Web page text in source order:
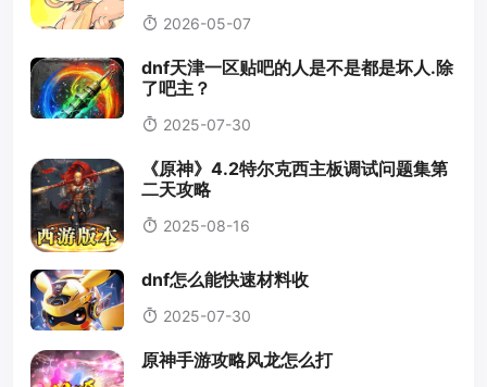
2026-05-07
dnf天津一区贴吧的人是不是都是坏人.除
了吧主？
2025-07-30
《原神》4.2特尔克西主板调试问题集第
二天攻略
2025-08-16
dnf怎么能快速材料收
2025-07-30
原神手游攻略风龙怎么打